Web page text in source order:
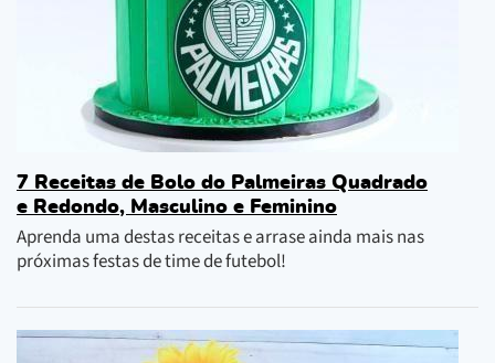
7 Receitas de Bolo do Palmeiras Quadrado
e Redondo, Masculino e Feminino
Aprenda uma destas receitas e arrase ainda mais nas
próximas festas de time de futebol!